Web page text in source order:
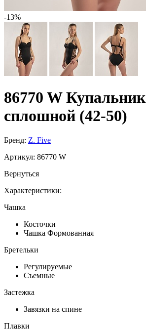
-13%
86770 W Купальник
сплошной (42-50)
Бренд: Z. Five
Артикул: 86770 W
Вернуться
Характеристики:
Чашка
Косточки
Чашка Формованная
Бретельки
Регулируемые
Съемные
Застежка
Завязки на спине
Плавки